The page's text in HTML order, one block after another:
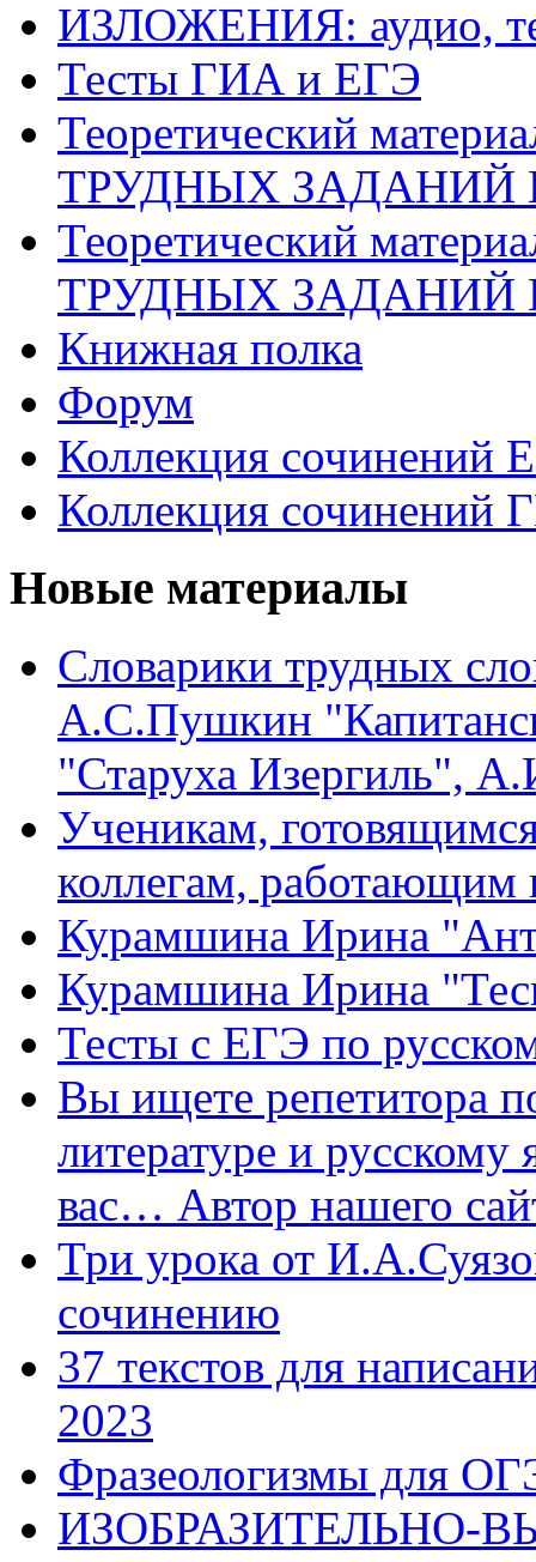
ИЗЛОЖЕНИЯ: аудио,
Тесты ГИА и ЕГЭ
Теоретический
ТРУДНЫХ ЗАДАНИЙ
Теоретический
ТРУДНЫХ ЗАДАНИЙ
Книжная полка
Форум
Коллекция сочинений
Коллекция сочинений
Новые материалы
Словарики трудных
А.С.Пушкин
"Старуха Изергиль",
Ученикам,
коллегам, работающим
Курамшина Ирина
Курамшина Ирина
Тесты с ЕГЭ по
Вы ищете репетитора
литературе и
вас… Автор нашего
Три урока от
сочинению
37 текстов для
2023
Фразеологизмы для
ИЗОБРАЗИТЕЛЬНО-